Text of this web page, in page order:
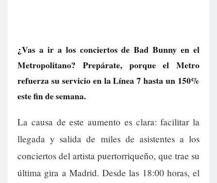
¿Vas a ir a los conciertos de Bad Bunny en el
Metropolitano? Prepárate, porque el Metro
refuerza su servicio en la Línea 7 hasta un 150%
este fin de semana.
La causa de este aumento es clara: facilitar la
llegada y salida de miles de asistentes a los
conciertos del artista puertorriqueño, que trae su
última gira a Madrid. Desde las 18:00 horas, el